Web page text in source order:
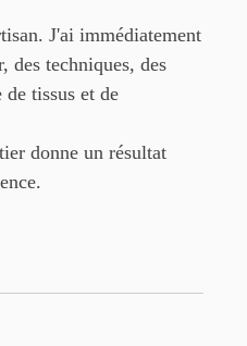
J'ai immédiatement
des techniques, des
tissus et de
donne un résultat